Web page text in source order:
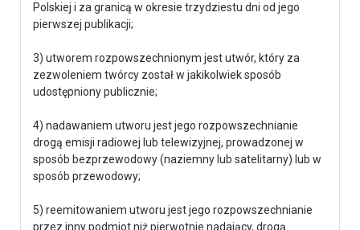
Polskiej i za granicą w okresie trzydziestu dni od jego
pierwszej publikacji;
3) utworem rozpowszechnionym jest utwór, który za
zezwoleniem twórcy został w jakikolwiek sposób
udostępniony publicznie;
4) nadawaniem utworu jest jego rozpowszechnianie
drogą emisji radiowej lub telewizyjnej, prowadzonej w
sposób bezprzewodowy (naziemny lub satelitarny) lub w
sposób przewodowy;
5) reemitowaniem utworu jest jego rozpowszechnianie
przez inny podmiot niż pierwotnie nadający, drogą